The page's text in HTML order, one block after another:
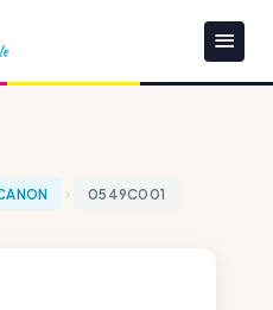
0549C001